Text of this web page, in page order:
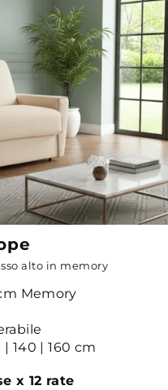
alto in memory
Memory
140 | 160 cm
x 12 rate